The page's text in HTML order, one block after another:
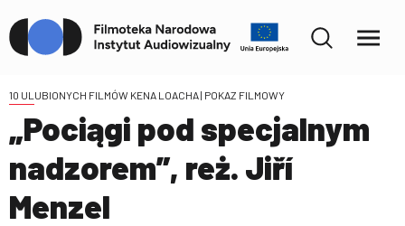
10 ULUBIONYCH FILMÓW KENA LOACHA| POKAZ FILMOWY
„Pociągi pod specjalnym
nadzorem”, reż. Jiří
Menzel